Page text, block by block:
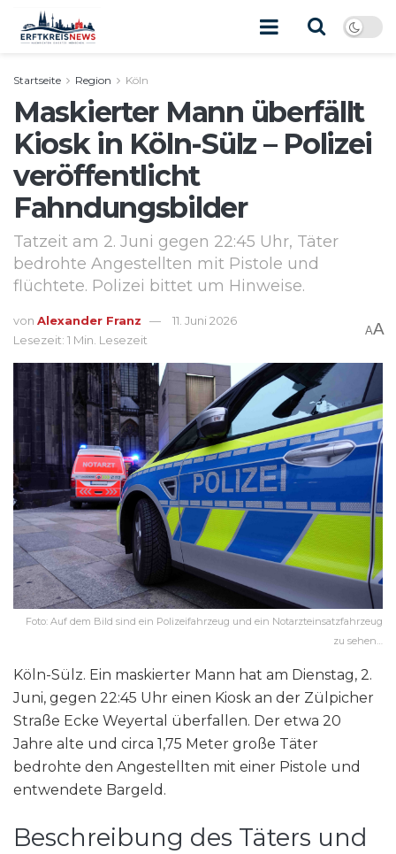
Startseite Region Köln
Maskierter Mann überfällt
Kiosk in Köln-Sülz – Polizei
veröffentlicht
Fahndungsbilder
Tatzeit am 2. Juni gegen 22:45 Uhr, Täter
bedrohte Angestellten mit Pistole und
flüchtete. Polizei bittet um Hinweise.
von Alexander Franz
11. Juni 2026
Lesezeit: 1 Min. Lesezeit
AA
Foto: Auf dem Bild sind ein Polizeifahrzeug und ein Notarzteinsatzfahrzeug
zu sehen…
Köln-Sülz. Ein maskierter Mann hat am Dienstag, 2.
Juni, gegen 22:45 Uhr einen Kiosk an der Zülpicher
Straße Ecke Weyertal überfallen. Der etwa 20
Jahre alte und circa 1,75 Meter große Täter
bedrohte den Angestellten mit einer Pistole und
entwendete Bargeld.
Beschreibung des Täters und